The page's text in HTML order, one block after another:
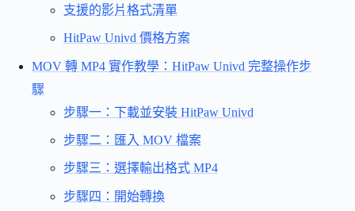
支援的影片格式清單
HitPaw Univd 價格方案
MOV 轉 MP4 實作教學：HitPaw Univd 完整操作步
驟
步驟一：下載並安裝 HitPaw Univd
步驟二：匯入 MOV 檔案
步驟三：選擇輸出格式 MP4
步驟四：開始轉換